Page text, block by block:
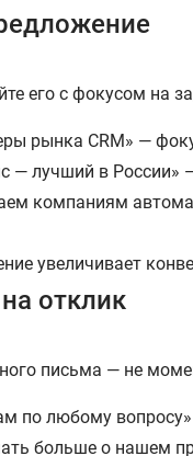
его с фокусом на
рынка CRM» —
— лучший в России»
компаниям
увеличивает
отклик
письма — не
по любому вопросу»
больше о нашем